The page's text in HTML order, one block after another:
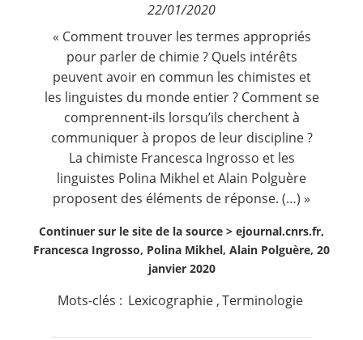
Nous suivre
22/01/2020
« Comment trouver les termes appropriés
pour parler de chimie ? Quels intérêts
peuvent avoir en commun les chimistes et
les linguistes du monde entier ? Comment se
comprennent-ils lorsqu’ils cherchent à
communiquer à propos de leur discipline ?
La chimiste Francesca Ingrosso et les
linguistes Polina Mikhel et Alain Polguère
proposent des éléments de réponse. (…) »
Continuer sur le site de la source > ejournal.cnrs.fr,
Francesca Ingrosso, Polina Mikhel, Alain Polguère, 20
janvier 2020
Mots-clés : Lexicographie ,Terminologie